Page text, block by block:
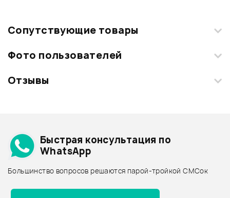
Сопутствующие товары
12% ХИТ ХИТ
Фото пользователей
Загрузите свои фотографии купленного товара и получите
Отзывы
Архив товаров - дешевле
Архив товаров - дороже
Все товары MARSHALL
Архив товаров - новинки
Быстрая консультация по
WhatsApp
Большинство вопросов решаются парой-тройкой СМСок